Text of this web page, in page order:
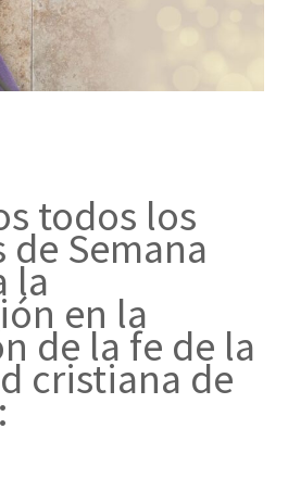
todos los
Semana
la
en la
de la fe de la
cristiana de